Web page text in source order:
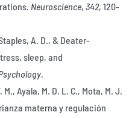
Neuroscience, 342, 120-
A. D., & Deater-
sleep, and
.
Ayala, M. D. L. C., Mota, M. J.
materna y regulación